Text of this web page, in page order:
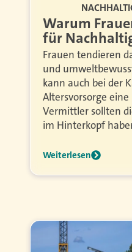
Warum
für
Frauen tendieren
und
kann auch bei der
Altersvorsorge eine
Vermittler sollten
im Hinterkopf
Weiterlesen